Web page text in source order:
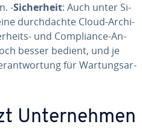
-Si­cher­heit: Auch unter Si­
durch­dach­te Cloud-Ar­chi­
und Com­pli­ance-An­
besser bedient, und je
für War­tungs­ar­
Un­ter­neh­men